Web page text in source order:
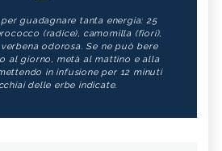
guadagnare tanta energia: 25
(radice), camomilla (fiori),
odorosa. Se ne può bere
al giorno, metà al mattino e alla
in infusione per 12 minuti
delle erbe indicate.